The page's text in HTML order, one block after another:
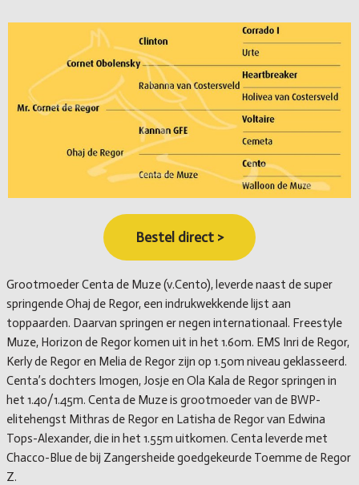
Bestel direct >
Grootmoeder Centa de Muze (v.Cento), leverde naast de super
springende Ohaj de Regor, een indrukwekkende lijst aan
toppaarden. Daarvan springen er negen internationaal. Freestyle
Muze, Horizon de Regor komen uit in het 1.60m. EMS Inri de Regor,
Kerly de Regor en Melia de Regor zijn op 1.50m niveau geklasseerd.
Centa’s dochters Imogen, Josje en Ola Kala de Regor springen in
het 1.40/1.45m. Centa de Muze is grootmoeder van de BWP-
elitehengst Mithras de Regor en Latisha de Regor van Edwina
Tops-Alexander, die in het 1.55m uitkomen. Centa leverde met
Chacco-Blue de bij Zangersheide goedgekeurde Toemme de Regor
Z.